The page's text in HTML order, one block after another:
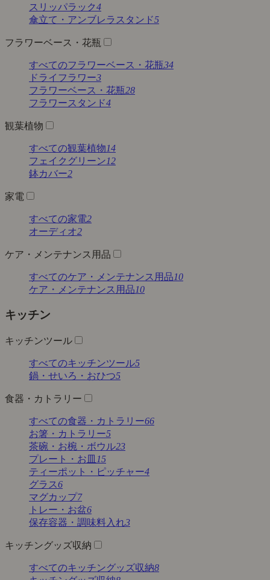
スリッパラック4
傘立て・アンブレラスタンド5
フラワーベース・花瓶
すべてのフラワーベース・花瓶34
ドライフラワー3
フラワーベース・花瓶28
フラワースタンド4
観葉植物
すべての観葉植物14
フェイクグリーン12
鉢カバー2
家電
すべての家電2
オーディオ2
ケア・メンテナンス用品
すべてのケア・メンテナンス用品10
ケア・メンテナンス用品10
キッチン
キッチンツール
すべてのキッチンツール5
鍋・せいろ・おひつ5
食器・カトラリー
すべての食器・カトラリー66
お箸・カトラリー5
茶碗・お椀・ボウル23
プレート・お皿 15
ティーポット・ピッチャー4
グラス6
マグカップ7
トレー・お盆6
保存容器・調味料入れ3
キッチングッズ収納
すべてのキッチングッズ収納8